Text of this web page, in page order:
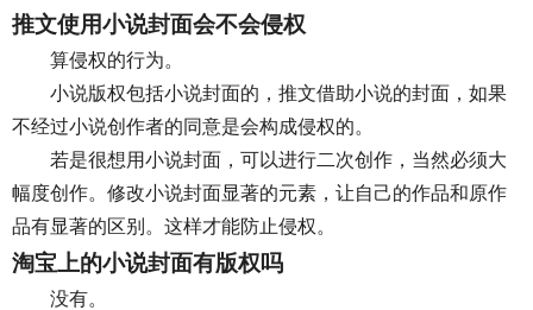
推文使用小说封面会不会侵权
算侵权的行为。
小说版权包括小说封面的，推文借助小说的封面，如果
不经过小说创作者的同意是会构成侵权的。
若是很想用小说封面，可以进行二次创作，当然必须大
幅度创作。修改小说封面显著的元素，让自己的作品和原作
品有显著的区别。这样才能防止侵权。
淘宝上的小说封面有版权吗
没有。